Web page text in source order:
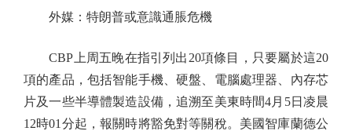
外媒：特朗普或意識通脹危機
CBP上周五晚在指引列出20項條目，只要屬於這20
項的產品，包括智能手機、硬盤、電腦處理器、內存芯
片及一些半導體製造設備，追溯至美東時間4月5日凌晨
12時01分起，報關時將豁免對等關稅。美國智庫蘭德公